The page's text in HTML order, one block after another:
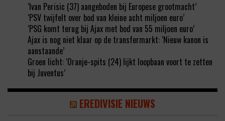
‘Ivan Perisic (37) aangeboden bij Europese grootmacht’
‘PSV twijfelt over bod van kleine acht miljoen euro’
‘PSG komt terug bij Ajax met bod van 55 miljoen euro’
Ajax is nog niet klaar op de transfermarkt: ‘Nieuw kanon is
aanstaande’
Groen licht: ‘Oranje-spits (24) lijkt loopbaan voort te zetten
bij Juventus’
EREDIVISIE NIEUWS